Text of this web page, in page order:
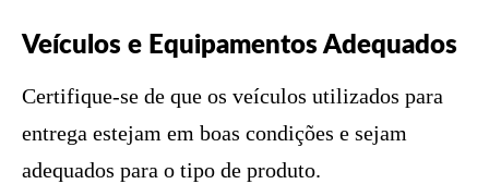
Veículos e Equipamentos Adequados
Certifique-se de que os veículos utilizados para
entrega estejam em boas condições e sejam
adequados para o tipo de produto.